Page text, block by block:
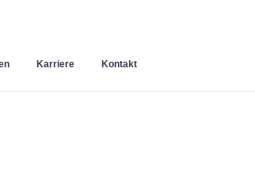
Karriere Kontakt